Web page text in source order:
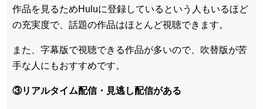
作品を見るためHuluに登録しているという人もいるほど
の充実度で、話題の作品はほとんど視聴できます。
また、 字幕版で視聴できる作品が多いので、吹替版が苦
手な人にもおすすめです。
③リアルタイム配信・見逃し配信がある